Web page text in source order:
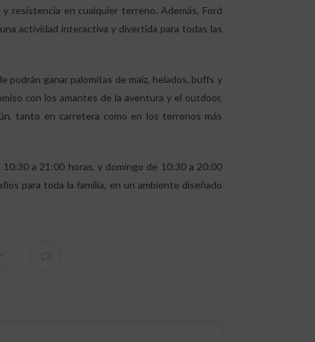
resistencia en cualquier terreno. Además, Ford
actividad interactiva y divertida para todas las
podrán ganar palomitas de maíz, helados, buffs y
con los amantes de la aventura y el outdoor,
tanto en carretera como en los terrenos más
a 21:00 horas, y domingo de 10:30 a 20:00
para toda la familia, en un ambiente diseñado